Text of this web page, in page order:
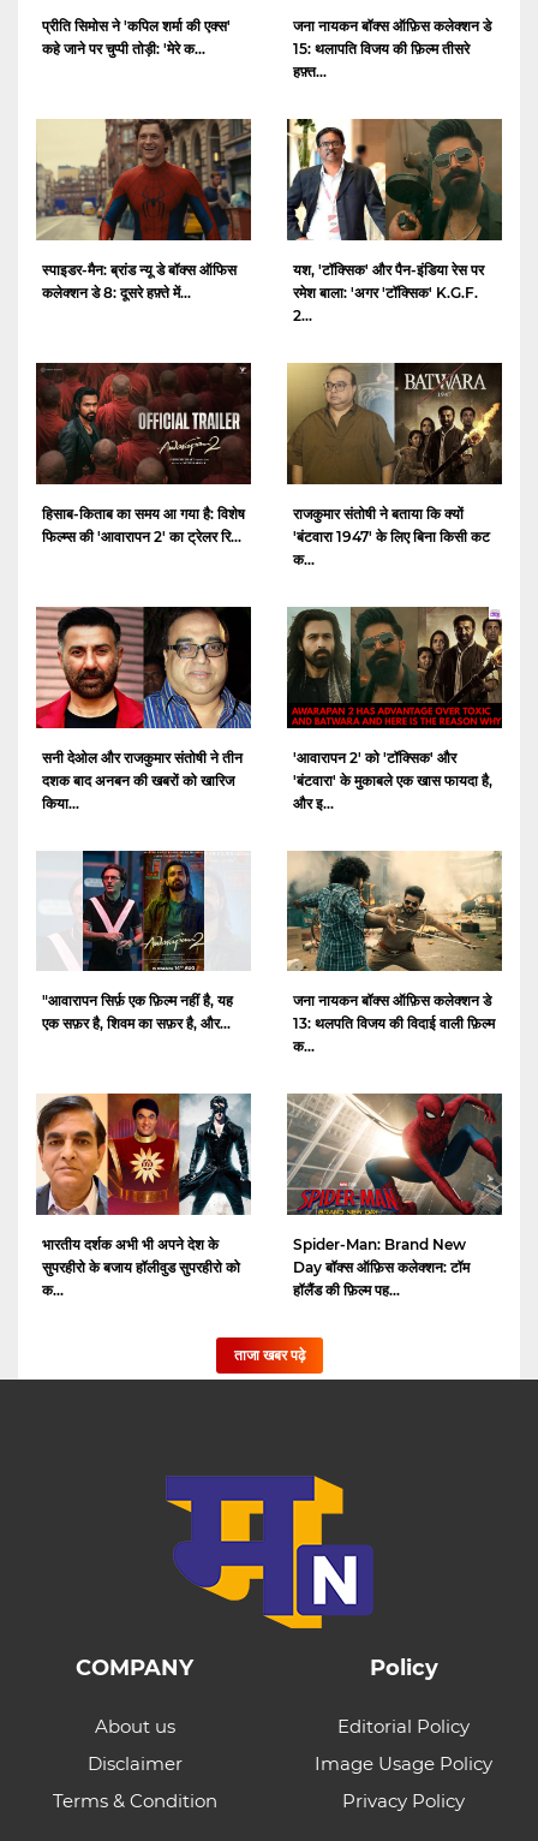
प्रीति सिमोस ने 'कपिल शर्मा की एक्स'
कहे जाने पर चुप्पी तोड़ी: 'मेरे क...
जना नायकन बॉक्स ऑफ़िस कलेक्शन डे
15: थलापति विजय की फ़िल्म तीसरे
हफ़्त...
स्पाइडर-मैन: ब्रांड न्यू डे बॉक्स ऑफिस
कलेक्शन डे 8: दूसरे हफ़्ते में...
यश, 'टॉक्सिक' और पैन-इंडिया रेस पर
रमेश बाला: 'अगर 'टॉक्सिक' K.G.F.
2...
हिसाब-किताब का समय आ गया है: विशेष
फिल्म्स की 'आवारापन 2' का ट्रेलर रि...
राजकुमार संतोषी ने बताया कि क्यों
'बंटवारा 1947' के लिए बिना किसी कट
क...
सनी देओल और राजकुमार संतोषी ने तीन
दशक बाद अनबन की खबरों को खारिज
किया...
'आवारापन 2' को 'टॉक्सिक' और
'बंटवारा' के मुकाबले एक खास फायदा है,
और इ...
"आवारापन सिर्फ़ एक फ़िल्म नहीं है, यह
एक सफ़र है, शिवम का सफ़र है, और...
जना नायकन बॉक्स ऑफ़िस कलेक्शन डे
13: थलपति विजय की विदाई वाली फ़िल्म
क...
भारतीय दर्शक अभी भी अपने देश के
सुपरहीरो के बजाय हॉलीवुड सुपरहीरो को
क...
Spider-Man: Brand New
Day बॉक्स ऑफ़िस कलेक्शन: टॉम
हॉलैंड की फ़िल्म पह...
ताजा खबर पढ़े
COMPANY
About us
Disclaimer
Terms & Condition
Policy
Editorial Policy
Image Usage Policy
Privacy Policy